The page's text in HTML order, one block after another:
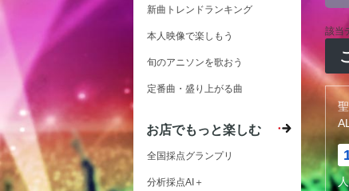
該当
新曲トレンドランキング
本人映像で楽しもう
旬のアニソンを歌おう
定番曲・盛り上がる曲
お店でもっと楽しむ
全国採点グランプリ
分析採点AI＋